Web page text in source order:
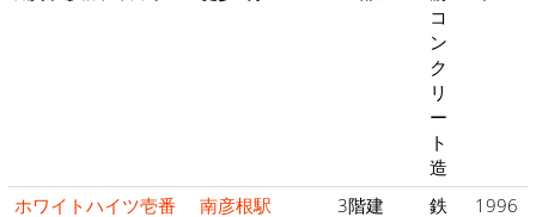
コ
ン
ク
リ
ー
ト
造
ホワイトハイツ壱番
南彦根駅
3階建
鉄
1996